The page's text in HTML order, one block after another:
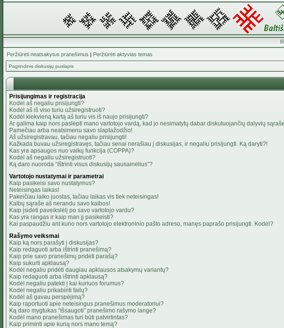
Peržiūrėti neatsakytus pranešimus | Peržiūrėti aktyvias temas
Pagrindinis diskusijų puslapis
Prisijungimas ir registracija
Kodėl aš negaliu prisijungti?
Kodėl aš iš viso turiu užsiregistruoti?
Kodėl kiekvieną kartą aš turiu vis iš naujo prisijungti?
Ar galima kaip nors paslėpti mano vartotojo vardą, kad jo nesimatytų dabar diskutuojančių dalyvių
Pamečiau arba neatsimenu savo slaptažodžio!
Aš užsiregistravau, tačiau negaliu prisijungti!
Kažkada buvau užsiregistravęs, tačiau senai nerašiau į diskusijas, ir negaliu prisijungti. Ką daryti?!
Kas yra apsaugos nuo vaikų funkcija (COPPA)?
Kodėl aš negaliu užsiregistruoti?
Ką daro nuoroda “Ištrinti visus diskusijų sausainėlius”?
Vartotojo nustatymai ir parametrai
Kaip pasikeisi savo nustatymus?
Neteisingas laikas!
Pakeičiau laiko juostas, tačiau laikas vis tiek neteisingas!
Kalbų sąraše aš nerandu savo kalbos!
Kaip įsidėti paveikslėlį po savo vartotojo vardu?
Kas yra rangas ir kaip man jį pasikeisti?
Kai paspaudžiu ant kurio nors vartotojo elektroninio pašto adreso, manęs paprašo prisijungti. Kodėl?
Rašymo veiksmai
Kaip ką nors parašyti į diskusijas?
Kaip redaguoti arba ištrinti pranešimą?
Kaip prie savo pranešimų pridėti parašą?
Kaip sukurti apklausą?
Kodėl negaliu pridėti daugiau apklausos atsakymų variantų?
Kaip redaguoti arba ištrinti apklausą?
Kodėl negaliu patekti į kai kuriuos forumus?
Kodėl negaliu prikabinti failų?
Kodėl aš gavau perspėjimą?
Kaip raportuoti apie neteisingus pranešimus moderatoriui?
Ką daro mygtukas “Išsaugoti” pranešimo rašymo lange?
Kodėl mano pranešimas turi būti patvirtintas?
Kaip priminti apie kurią nors mano temą?